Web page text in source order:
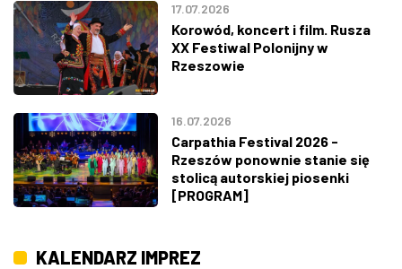
17.07.2026
Korowód, koncert i film. Rusza
XX Festiwal Polonijny w
Rzeszowie
16.07.2026
Carpathia Festival 2026 -
Rzeszów ponownie stanie się
stolicą autorskiej piosenki
[PROGRAM]
KALENDARZ IMPREZ